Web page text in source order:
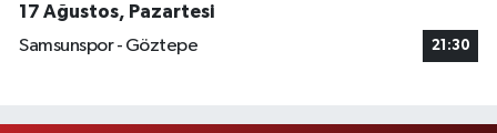
17 Ağustos, Pazartesi
Samsunspor - Göztepe
21:30